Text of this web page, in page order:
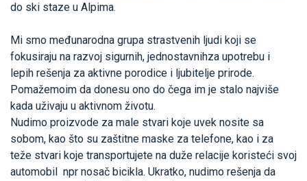
do ski staze u Alpima.
Mi smo međunarodna grupa strastvenih ljudi koji se
fokusiraju na razvoj sigurnih, jednostavnihza upotrebu i
lepih rešenja za aktivne porodice i ljubitelje prirode.
Pomažemoim da donesu ono do čega im je stalo najviše
kada uživaju u aktivnom životu.
Nudimo proizvode za male stvari koje uvek nosite sa
sobom, kao što su zaštitne maske za telefone, kao i za
teže stvari koje transportujete na duže relacije koristeći svoj
automobil npr nosač bicikla. Ukratko, nudimo rešenja da